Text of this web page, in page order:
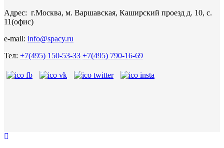
Адрес: г.Москва, м. Варшавская, Каширский проезд д. 10, с.
11(офис)
e-mail: info@spacy.ru
Тел: +7(495) 150-53-33 +7(495) 790-16-69